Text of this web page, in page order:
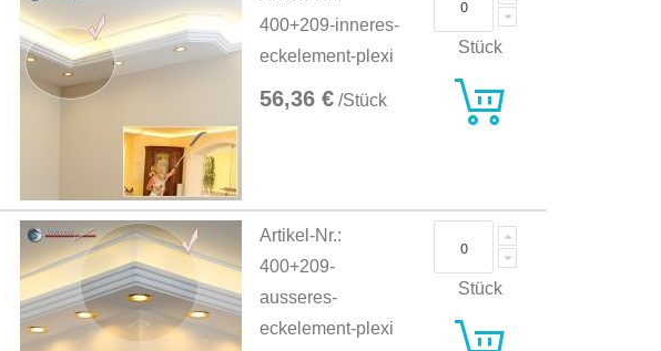
400+209-inneres-
eckelement-plexi
56,36 € /Stück
Stück
Artikel-Nr.:
400+209-
ausseres-
eckelement-plexi
Stück